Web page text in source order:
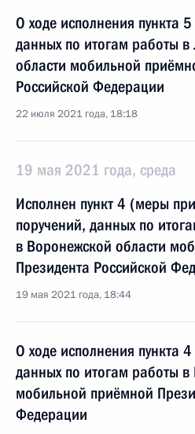
О ходе исполнения пункта
данных по итогам работы в
области мобильной
Российской Федерации
22 июля 2021 года, 18:18
19 мая 2021 года, среда
Исполнен пункт 4 (меры
поручений, данных по
в Воронежской области
Президента Российской
19 мая 2021 года, 18:44
О ходе исполнения пункта
данных по итогам работы
мобильной приёмной
Федерации